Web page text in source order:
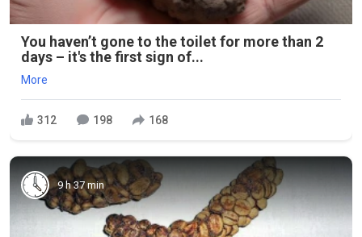
You haven’t gone to the toilet for more than 2
days – it's the first sign of...
More
312 198 168
9 h 37 min